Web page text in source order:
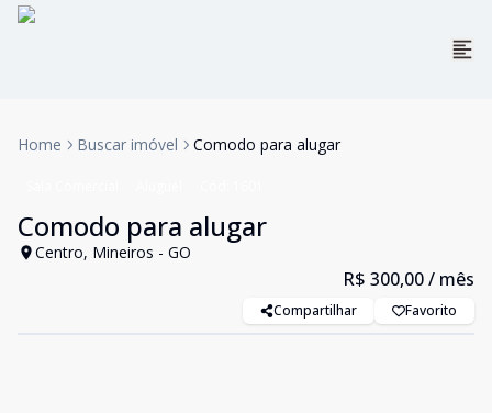
Home Buscar imóvel Comodo para alugar
Comodo para alugar
Centro, Mineiros - GO
R$ 300,00/ mês
Compartilhar Favorito